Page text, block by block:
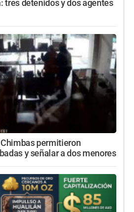
tres detenidos y dos agentes
permitieron
y señalar a dos menores